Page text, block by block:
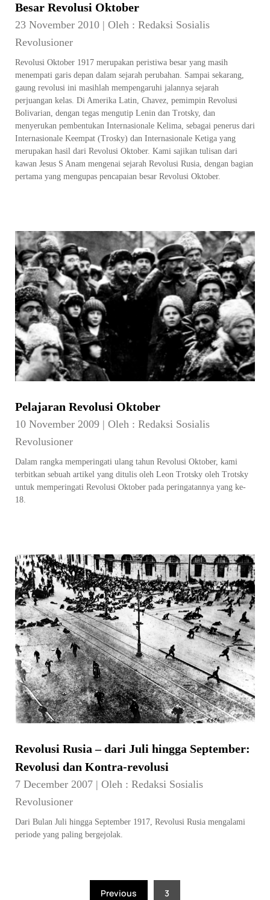
Besar Revolusi Oktober
23 November 2010 | Oleh : Redaksi Sosialis
Revolusioner
Revolusi Oktober 1917 merupakan peristiwa besar yang masih
menempati garis depan dalam sejarah perubahan. Sampai sekarang,
gaung revolusi ini masihlah mempengaruhi jalannya sejarah
perjuangan kelas. Di Amerika Latin, Chavez, pemimpin Revolusi
Bolivarian, dengan tegas mengutip Lenin dan Trotsky, dan
menyerukan pembentukan Internasionale Kelima, sebagai penerus dari
Internasionale Keempat (Trosky) dan Internasionale Ketiga yang
merupakan hasil dari Revolusi Oktober. Kami sajikan tulisan dari
kawan Jesus S Anam mengenai sejarah Revolusi Rusia, dengan bagian
pertama yang mengupas pencapaian besar Revolusi Oktober.
Pelajaran Revolusi Oktober
10 November 2009 | Oleh : Redaksi Sosialis
Revolusioner
Dalam rangka memperingati ulang tahun Revolusi Oktober, kami
terbitkan sebuah artikel yang ditulis oleh Leon Trotsky oleh Trotsky
untuk memperingati Revolusi Oktober pada peringatannya yang ke-
18.
Revolusi Rusia – dari Juli hingga September:
Revolusi dan Kontra-revolusi
7 December 2007 | Oleh : Redaksi Sosialis
Revolusioner
Dari Bulan Juli hingga September 1917, Revolusi Rusia mengalami
periode yang paling bergejolak.
Previous 3